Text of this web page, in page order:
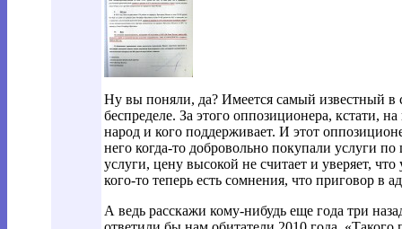
Ну вы поняли, да? Имеется самый известный в
беспределе. За этого оппозиционера, кстати,
народ и кого поддерживает. И этот
него когда-то добровольно покупали услуги
услуги, цену высокой не считает и уверяет,
кого-то теперь есть сомнения, что приговор в
А ведь расскажи кому-нибудь еще года три